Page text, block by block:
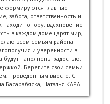
формируются главные
забота, ответственность и
опору, вдохновение
в каждом доме царят мир,
всем семьям района
и уверенности в
будут наполнены радостью,
Берегите свои семьи
проведённым вместе. С
Басарабяска, Наталья КАРА